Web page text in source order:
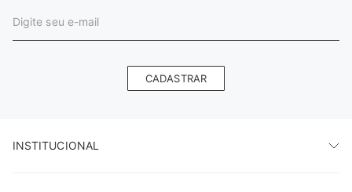
CADASTRAR
INSTITUCIONAL